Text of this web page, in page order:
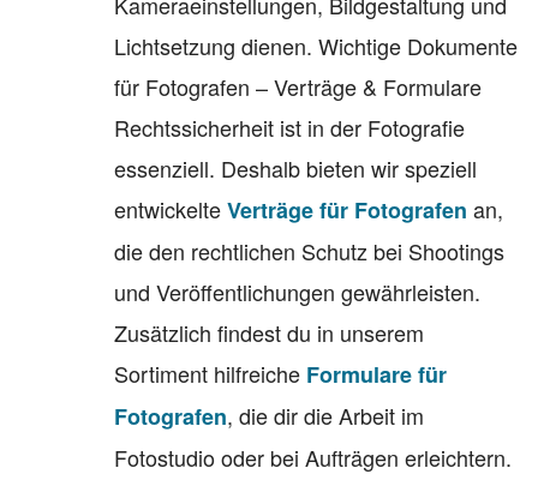
Lichtsetzung dienen. Wichtige Dokumente
für Fotografen – Verträge & Formulare
Rechtssicherheit ist in der Fotografie
essenziell. Deshalb bieten wir speziell
entwickelteVerträge für Fotografen an,
die den rechtlichen Schutz bei Shootings
und Veröffentlichungen gewährleisten.
Zusätzlich findest du in unserem
Sortiment hilfreiche Formulare für
Fotografen, die dir die Arbeit im
Fotostudio oder bei Aufträgen erleichtern.